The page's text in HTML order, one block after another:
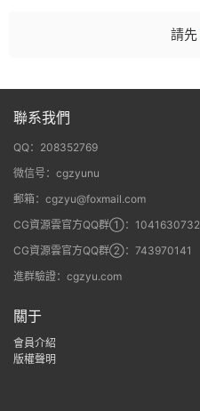
請先
聯系我們
QQ：208352769
微信号：cgzyunu
郵箱：cgzyu@foxmail.com
CG資源雲官方QQ群①：1041630732
CG資源雲官方QQ群②：743970141
進群驗證：cgzyu.com
關于
會員介紹
版權聲明